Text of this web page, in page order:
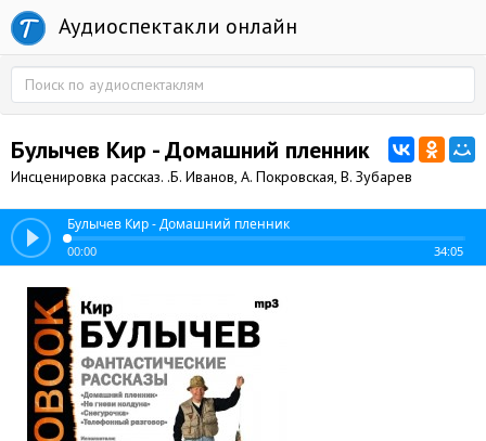
Аудиоспектакли онлайн
Булычев Кир - Домашний пленник
Инсценировка рассказ. .Б. Иванов, А. Покровская, В. Зубарев
Булычев Кир - Домашний пленник
00:00 34:05